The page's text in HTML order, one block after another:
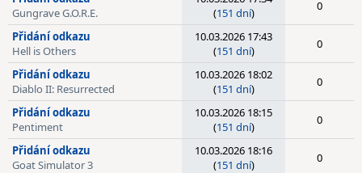
Gungrave G.O.R.E.
(151 dní) 0
Přidání odkazu
Hell is Others
10.03.2026 17:43
(151 dní) 0
Přidání odkazu
Diablo II: Resurrected
10.03.2026 18:02
(151 dní) 0
Přidání odkazu
Pentiment
10.03.2026 18:15
(151 dní) 0
Přidání odkazu
Goat Simulator 3
10.03.2026 18:16
(151 dní) 0